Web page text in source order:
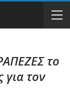
το
για τον